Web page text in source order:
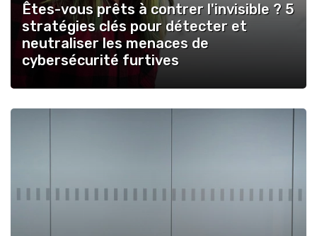
Êtes-vous prêts à contrer l'invisible ? 5
stratégies clés pour détecter et
neutraliser les menaces de
cybersécurité furtives